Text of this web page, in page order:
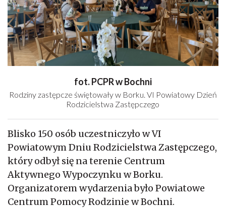
fot. PCPR w Bochni
Rodziny zastępcze świętowały w Borku. VI Powiatowy Dzień
Rodzicielstwa Zastępczego
Blisko 150 osób uczestniczyło w VI
Powiatowym Dniu Rodzicielstwa Zastępczego,
który odbył się na terenie Centrum
Aktywnego Wypoczynku w Borku.
Organizatorem wydarzenia było Powiatowe
Centrum Pomocy Rodzinie w Bochni.